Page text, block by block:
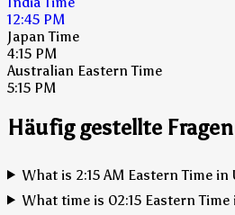
12:45 PM
Japan Time
4:15 PM
Australian Eastern Time
5:15 PM
Häufig gestellte Fragen
What is 2:15 AM Eastern Time in
What time is 02:15 Eastern Time